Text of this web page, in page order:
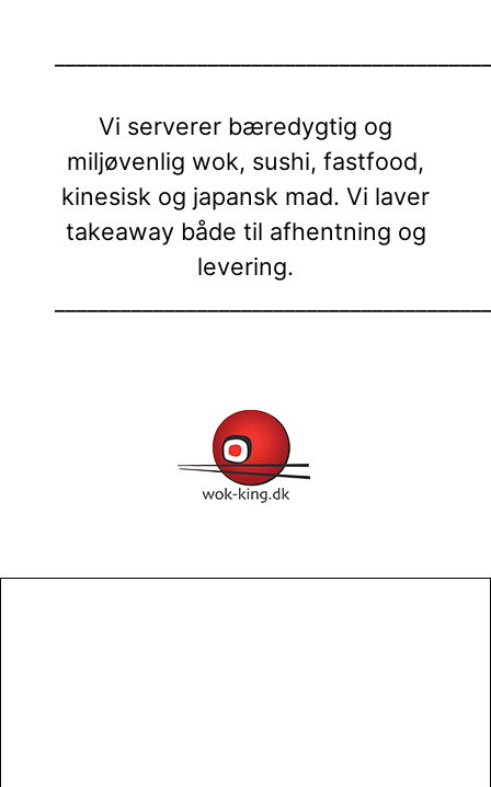
Vi serverer bæredygtig og
miljøvenlig wok, sushi, fastfood,
kinesisk og japansk mad. Vi laver
takeaway både til afhentning og
levering.